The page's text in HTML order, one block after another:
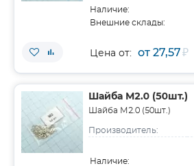
Наличие:
Внешние склады:
Цена от: от 27,57₽
Шайба М2.0 (50шт.)
Шайба М2.0 (50шт.)
Производитель:
Наличие: